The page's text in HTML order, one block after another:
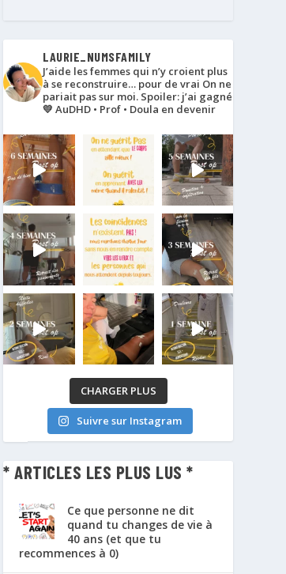
LAURIE_NUMSFAMILY
J’aide les femmes qui n’y croient plus
à se reconstruire… pour de vrai On ne
pariait pas sur moi. Spoiler: j’ai gagné
💛 AuDHD • Prof • Doula en devenir
CHARGER PLUS
Suivre sur Instagram
* ARTICLES LES PLUS LUS *
Ce que personne ne dit
quand tu changes de vie à
40 ans (et que tu
recommences à 0)